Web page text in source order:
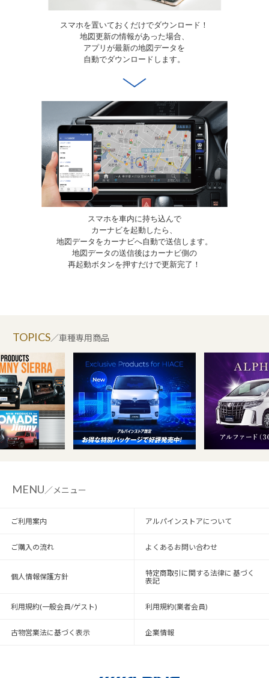
スマホを置いておくだけでダウンロード！
地図更新の情報があった場合、
アプリが最新の地図データを
自動でダウンロードします。
スマホを車内に持ち込んで
カーナビを起動したら、
地図データをカーナビへ自動で送信します。
地図データの送信後はカーナビ側の
再起動ボタンを押すだけで更新完了！
／車種専用商品
MENU／メニュー
ご利用案内 アルパインストアについて
ご購入の流れ よくあるお問い合わせ
個人情報保護方針
特定商取引に関する法律に 基づく
表記
利用規約(一般会員/ゲスト) 利用規約(業者会員)
古物営業法に基づく表示 企業情報